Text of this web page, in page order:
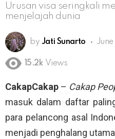
Urusan visa seringkali
menjelajah dunia
by Jati Sunarto
15.2k Views
CakapCakap – Cakap
masuk dalam daftar
para pelancong asal
menjadi penghalang